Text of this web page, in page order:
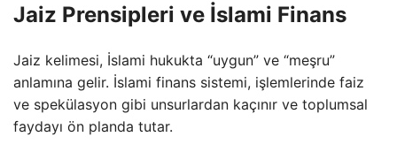
Jaiz Prensipleri ve İslami Finans
Jaiz kelimesi, İslami hukukta “uygun” ve “meşru”
anlamına gelir. İslami finans sistemi, işlemlerinde faiz
ve spekülasyon gibi unsurlardan kaçınır ve toplumsal
faydayı ön planda tutar.